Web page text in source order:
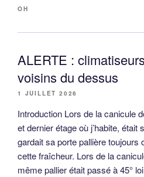
OH
ALERTE :
voisins du dessus
1 JUILLET 2026
Introduction Lors de la canicule
et dernier étage où j’habite,
gardait sa porte pallière toujours
cette fraîcheur. Lors de la
même pallier était passé à 45°